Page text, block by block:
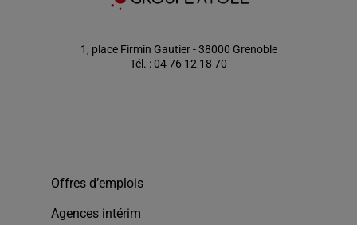
1, place Firmin Gautier - 38000 Grenoble
Tél. : 04 76 12 18 70
Offres d’emplois
Agences intérim